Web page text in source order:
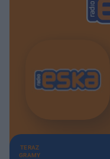
TERAZ
GRAMY